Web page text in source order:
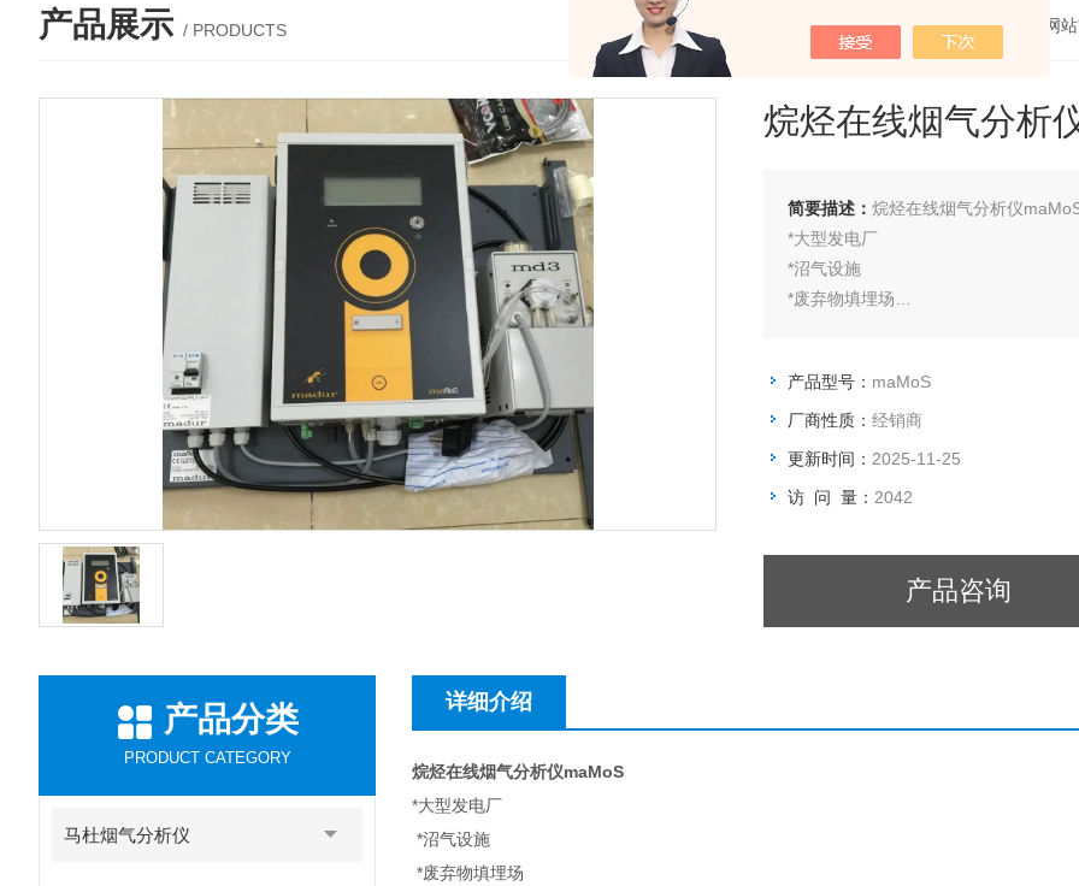
产品展示 / PRODUCTS 您的位置： 网
烷烃在线烟气分析
简要描述： 烷烃在线烟气分析仪
*大型发电厂
*沼气设施
*废弃物填埋场
*焚化设施
产品型号： maMoS
厂商性质： 经销商
更新时间： 2025-11-25
访 问 量： 2042
产品咨询
产品分类
PRODUCT CATEGORY
马杜烟气分析仪
详细介绍
烷烃在线烟气分析仪maMoS
*大型发电厂
*沼气设施
*废弃物填埋场